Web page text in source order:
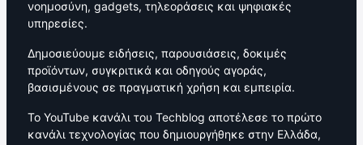
νοημοσύνη, gadgets, τηλεοράσεις και ψηφιακές
υπηρεσίες.
Δημοσιεύουμε ειδήσεις, παρουσιάσεις, δοκιμές
προϊόντων, συγκριτικά και οδηγούς αγοράς,
βασισμένους σε πραγματική χρήση και εμπειρία.
Το YouTube κανάλι του Techblog αποτέλεσε το πρώτο
κανάλι τεχνολογίας που δημιουργήθηκε στην Ελλάδα,